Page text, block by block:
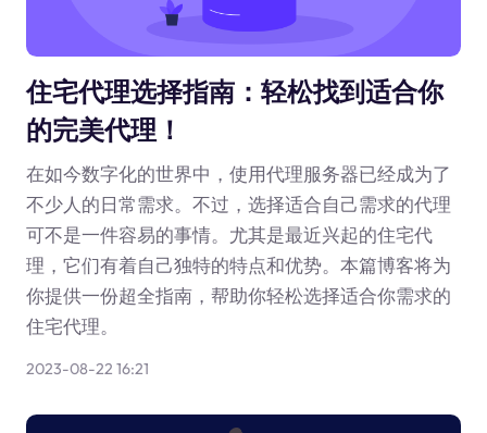
住宅代理选择指南：轻松找到适合你
的完美代理！
在如今数字化的世界中，使用代理服务器已经成为了
不少人的日常需求。不过，选择适合自己需求的代理
可不是一件容易的事情。尤其是最近兴起的住宅代
理，它们有着自己独特的特点和优势。本篇博客将为
你提供一份超全指南，帮助你轻松选择适合你需求的
住宅代理。
2023-08-22 16:21